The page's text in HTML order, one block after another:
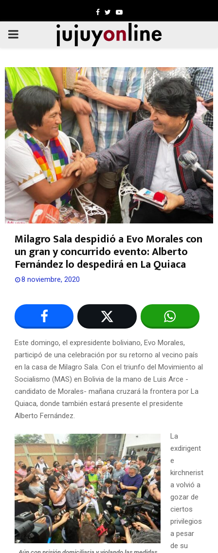
Facebook
TwitterYoutube
PRIMARY
Milagro Sala despidió a Evo Morales con
un gran y concurrido evento: Alberto
Fernández lo despedirá en La Quiaca
8 noviembre, 2020
Este domingo, el expresidente boliviano, Evo Morales,
participó de una celebración por su retorno al vecino país
en la casa de Milagro Sala. Con el triunfo del Movimiento al
Socialismo (MAS) en Bolivia de la mano de Luis Arce -
candidato de Morales- mañana cruzará la frontera por La
Quiaca, donde también estará presente el presidente
Alberto Fernández.
La
exdirigent
e
kirchnerist
a volvió a
gozar de
ciertos
privilegios
a pesar
de su